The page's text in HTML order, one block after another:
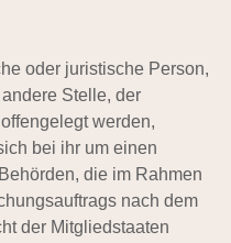
oder juristische Person,
Stelle, der
werden,
bei ihr um einen
die im Rahmen
nach dem
der Mitgliedstaaten